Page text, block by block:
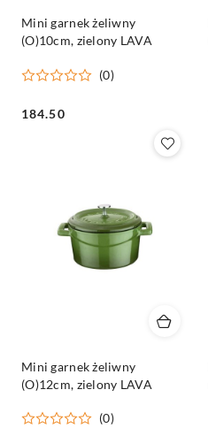
Mini garnek żeliwny
(O)10cm, zielony LAVA
(0)
Cena:
184.50
Mini garnek żeliwny
(O)12cm, zielony LAVA
(0)